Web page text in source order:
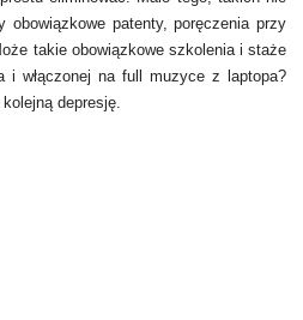
obowiązkowe patenty, poręczenia przy
takie obowiązkowe szkolenia i staże
i włączonej na full muzyce z laptopa?
depresję.